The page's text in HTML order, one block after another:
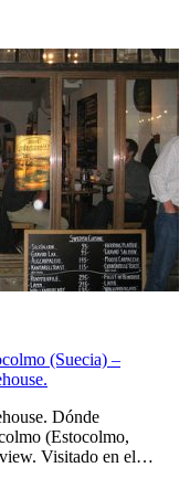
(Suecia) –
Dónde
(Estocolmo,
Visitado en el…